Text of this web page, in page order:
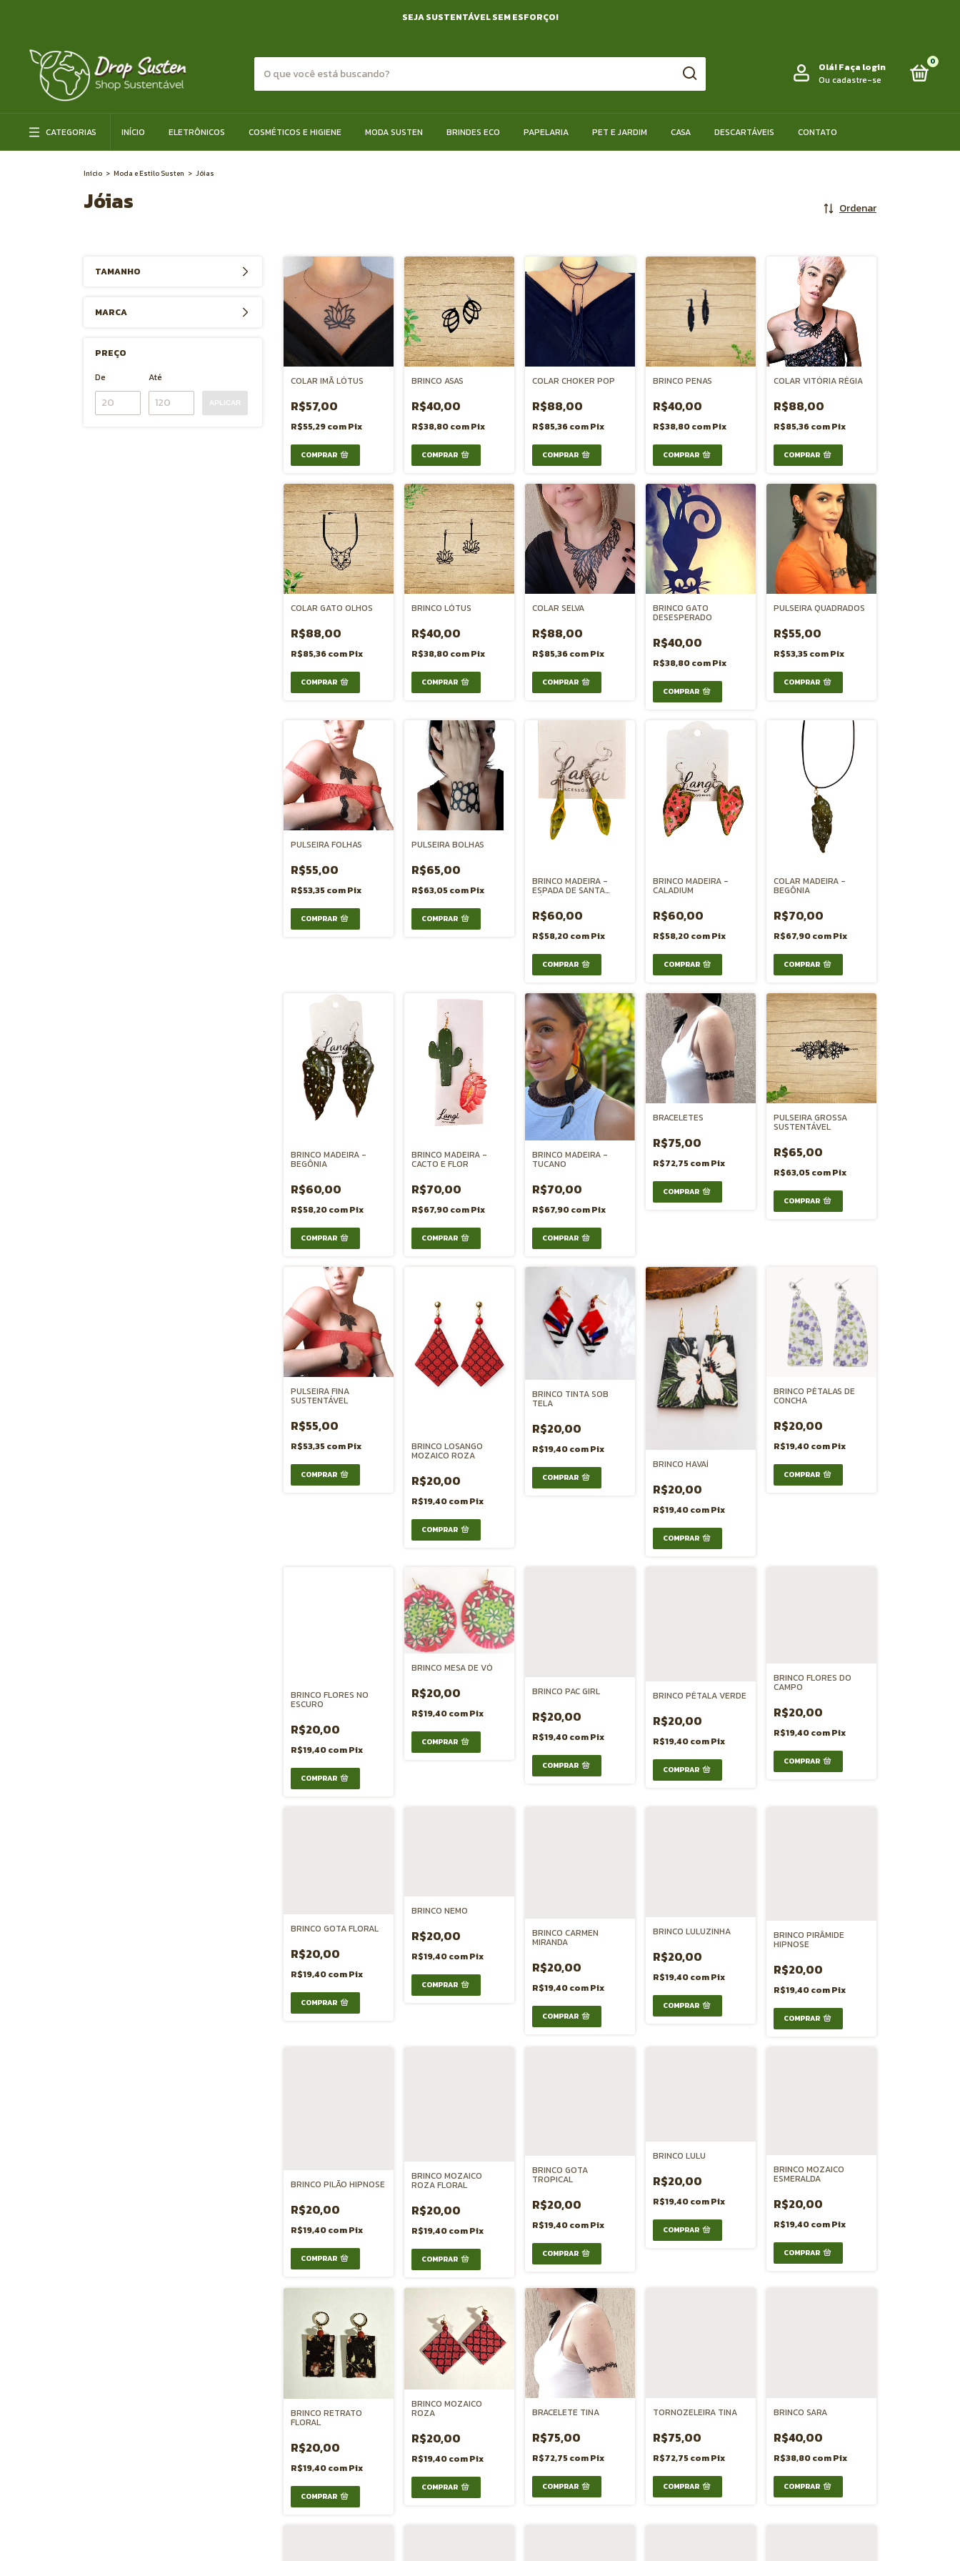
SEJA SUSTENTÁVEL SEM ESFORÇO!
Olá!Faça login
Ou cadastre-se
0
CATEGORIAS INÍCIO ELETRÔNICOS COSMÉTICOS E HIGIENE MODA SUSTEN BRINDES ECO PAPELARIA PET E JARDIM CASA DESCARTÁVEIS CONTATO
Início > Moda e Estilo Susten > Jóias
Jóias Ordenar
TAMANHO
MARCA
PREÇO
De
Até
APLICAR
COLAR IMÃ LÓTUS
R$57,00
R$55,29comPix
BRINCO ASAS
R$40,00
R$38,80comPix
COLAR CHOKER POP
R$88,00
R$85,36comPix
BRINCO PENAS
R$40,00
R$38,80comPix
COLAR VITÓRIA RÉGIA
R$88,00
R$85,36comPix
COLAR GATO OLHOS
R$88,00
R$85,36comPix
BRINCO LÓTUS
R$40,00
R$38,80comPix
COLAR SELVA
R$88,00
R$85,36comPix
BRINCO GATO
DESESPERADO
R$40,00
R$38,80comPix
PULSEIRA QUADRADOS
R$55,00
R$53,35comPix
PULSEIRA FOLHAS
R$55,00
R$53,35comPix
PULSEIRA BOLHAS
R$65,00
R$63,05comPix
BRINCO MADEIRA -
ESPADA DE SANTA
R$60,00
R$58,20comPix
BRINCO MADEIRA -
CALADIUM
R$60,00
R$58,20comPix
COMPRAR
COLAR MADEIRA -
BEGÔNIA
R$70,00
R$67,90comPix
BRINCO MADEIRA -
BEGÔNIA
R$60,00
R$58,20comPix
BRINCO MADEIRA -
CACTO E FLOR
R$70,00
R$67,90comPix
BRINCO MADEIRA -
TUCANO
R$70,00
R$67,90comPix
BRACELETES
R$75,00
R$72,75comPix
PULSEIRA GROSSA
SUSTENTÁVEL
R$65,00
R$63,05comPix
PULSEIRA FINA
SUSTENTÁVEL
R$55,00
R$53,35comPix BRINCO LOSANGO
MOZAICO ROZA
R$20,00
R$19,40comPix
BRINCO TINTA SOB
TELA
R$20,00
R$19,40comPix
BRINCO HAVAÍ
R$20,00
R$19,40comPix
BRINCO PÉTALAS DE
CONCHA
R$20,00
R$19,40comPix
BRINCO FLORES NO
ESCURO
R$20,00
R$19,40comPix
BRINCO MESA DE VÓ
R$20,00
R$19,40comPix
BRINCO PAC GIRL
R$20,00
R$19,40comPix
BRINCO PÉTALA VERDE
R$20,00
R$19,40comPix
BRINCO FLORES DO
CAMPO
R$20,00
R$19,40comPix
BRINCO GOTA FLORAL
R$20,00
R$19,40comPix
BRINCO NEMO
R$20,00
R$19,40comPix
BRINCO CARMEN
MIRANDA
R$20,00
R$19,40comPix
BRINCO LULUZINHA
R$20,00
R$19,40comPix
BRINCO PIRÂMIDE
HIPNOSE
R$20,00
R$19,40comPix
BRINCO PILÃO HIPNOSE
R$20,00
R$19,40comPix
BRINCO MOZAICO
ROZA FLORAL
R$20,00
R$19,40comPix
BRINCO GOTA
TROPICAL
R$20,00
R$19,40comPix
BRINCO LULU
R$20,00
R$19,40comPix
BRINCO MOZAICO
ESMERALDA
R$20,00
R$19,40comPix
BRINCO RETRATO
FLORAL
R$20,00
R$19,40comPix
BRINCO MOZAICO
ROZA
R$20,00
R$19,40comPix
BRACELETE TINA
R$75,00
R$72,75comPix
TORNOZELEIRA TINA
R$75,00
R$72,75comPix
BRINCO SARA
R$40,00
R$38,80comPix